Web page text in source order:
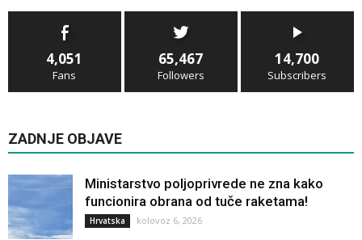
4,051
Fans
65,467
Followers
14,700
Subscribers
ZADNJE OBJAVE
Ministarstvo poljoprivrede ne zna kako
funcionira obrana od tuče raketama!
Hrvatska kolovoz 6, 2026